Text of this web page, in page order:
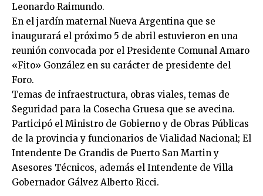
Leonardo Raimundo.
En el jardín maternal Nueva Argentina que se
inaugurará el próximo 5 de abril estuvieron en una
reunión convocada por el Presidente Comunal Amaro
«Fito» González en su carácter de presidente del
Foro.
Temas de infraestructura, obras viales, temas de
Seguridad para la Cosecha Gruesa que se avecina.
Participó el Ministro de Gobierno y de Obras Públicas
de la provincia y funcionarios de Vialidad Nacional; El
Intendente De Grandis de Puerto San Martin y
Asesores Técnicos, además el Intendente de Villa
Gobernador Gálvez Alberto Ricci.